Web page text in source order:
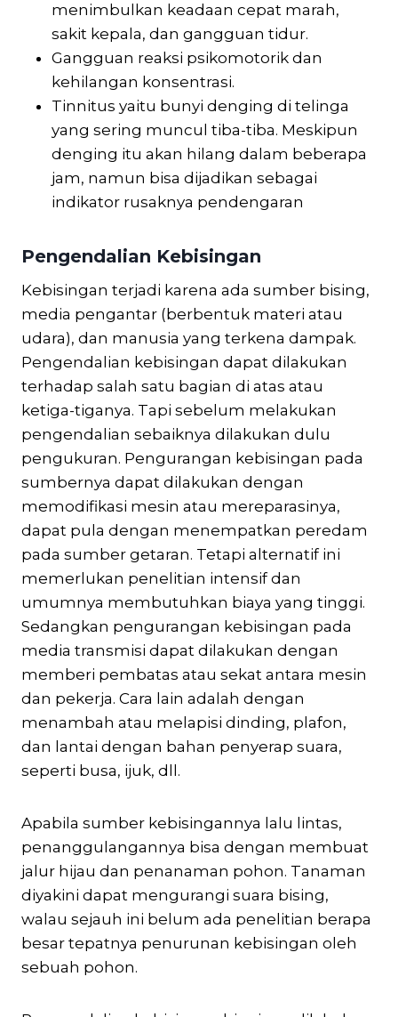
menimbulkan keadaan cepat marah,
sakit kepala, dan gangguan tidur.
Gangguan reaksi psikomotorik dan
kehilangan konsentrasi.
Tinnitus yaitu bunyi denging di telinga
yang sering muncul tiba-tiba. Meskipun
denging itu akan hilang dalam beberapa
jam, namun bisa dijadikan sebagai
indikator rusaknya pendengaran
Pengendalian Kebisingan
Kebisingan terjadi karena ada sumber bising,
media pengantar (berbentuk materi atau
udara), dan manusia yang terkena dampak.
Pengendalian kebisingan dapat dilakukan
terhadap salah satu bagian di atas atau
ketiga-tiganya. Tapi sebelum melakukan
pengendalian sebaiknya dilakukan dulu
pengukuran. Pengurangan kebisingan pada
sumbernya dapat dilakukan dengan
memodifikasi mesin atau mereparasinya,
dapat pula dengan menempatkan peredam
pada sumber getaran. Tetapi alternatif ini
memerlukan penelitian intensif dan
umumnya membutuhkan biaya yang tinggi.
Sedangkan pengurangan kebisingan pada
media transmisi dapat dilakukan dengan
memberi pembatas atau sekat antara mesin
dan pekerja. Cara lain adalah dengan
menambah atau melapisi dinding, plafon,
dan lantai dengan bahan penyerap suara,
seperti busa, ijuk, dll.
Apabila sumber kebisingannya lalu lintas,
penanggulangannya bisa dengan membuat
jalur hijau dan penanaman pohon. Tanaman
diyakini dapat mengurangi suara bising,
walau sejauh ini belum ada penelitian berapa
besar tepatnya penurunan kebisingan oleh
sebuah pohon.